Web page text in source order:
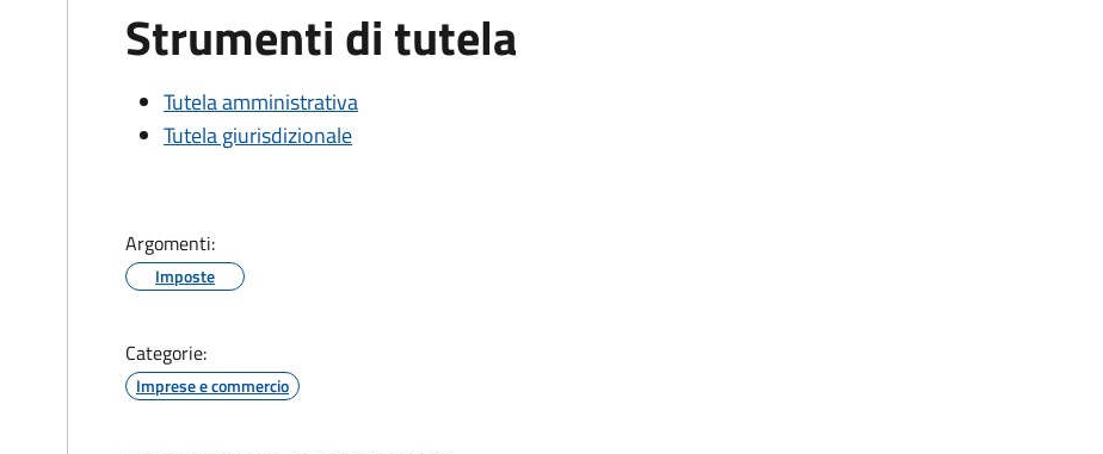
Strumenti di tutela
Tutela amministrativa
Tutela giurisdizionale
Argomenti:
Imposte
Categorie:
Imprese e commercio